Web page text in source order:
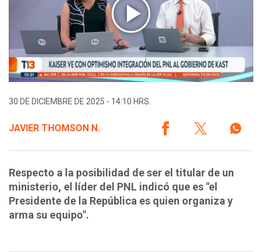
30 DE DICIEMBRE DE 2025 - 14:10 HRS.
JAVIER THOMSON N.
Respecto a la posibilidad de ser el titular de un
ministerio, el líder del PNL indicó que es "el
Presidente de la República es quien organiza y
arma su equipo".